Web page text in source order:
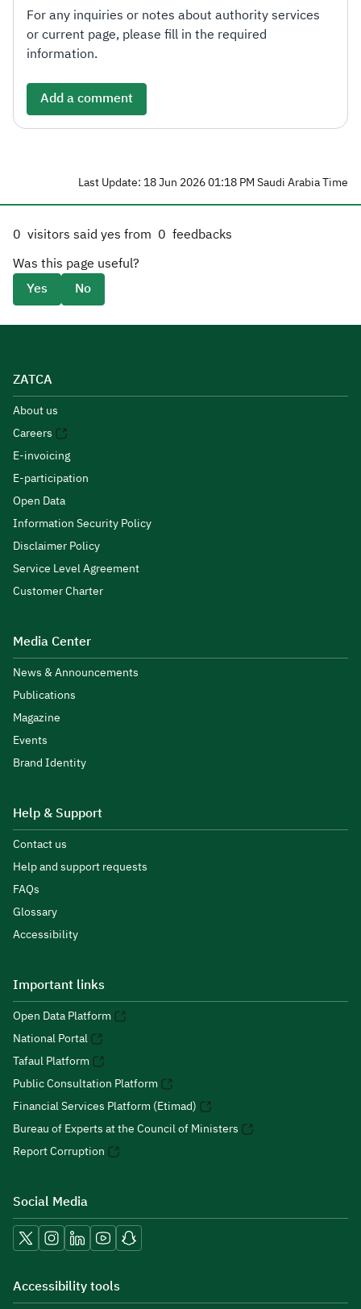
For any inquiries or notes about authority services
or current page, please fill in the required
information.
Add a comment
Last Update: 18 Jun 2026 01:18 PM Saudi Arabia Time
0 visitors said yes from 0 feedbacks
Was this page useful?
Yes
No
ZATCA
About us
Careers
E-invoicing
E-participation
Open Data
Information Security Policy
Disclaimer Policy
Service Level Agreement
Customer Charter
Media Center
News & Announcements
Publications
Magazine
Events
Brand Identity
Help & Support
Contact us
Help and support requests
FAQs
Glossary
Accessibility
Important links
Open Data Platform
National Portal
Tafaul Platform
Public Consultation Platform
Financial Services Platform (Etimad)
Bureau of Experts at the Council of Ministers
Report Corruption
Social Media
Accessibility tools